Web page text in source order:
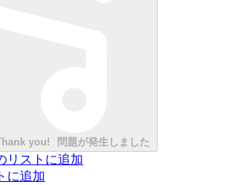
you! 問題が発生しました
リストに追加
に追加